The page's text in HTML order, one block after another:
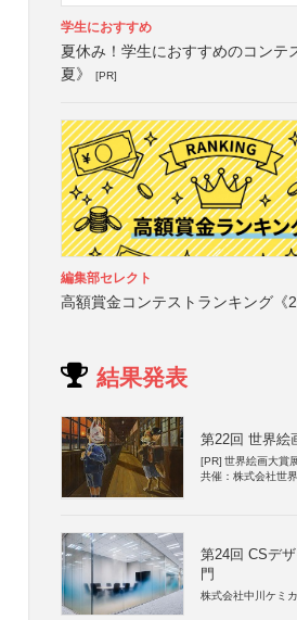
学生におすすめ
夏休み！学生におすすめのコンテ
夏》
[PR]
編集部セレクト
高額賞金コンテストランキング《
結果発表
第22回 世界絵
[PR] 世界絵画大賞
共催：株式会社世
第24回 CSデ
門
株式会社中川ケミ